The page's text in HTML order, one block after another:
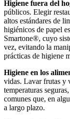
Higiene fuera del
públicos. Elegir
altos estándares de
higiénicos de papel
Smartone®, cuyo
vez, evitando la
prácticas de higiene
Higiene en los
vidas. Lavar frutas y
temperaturas
comunes que, en
a largo plazo.